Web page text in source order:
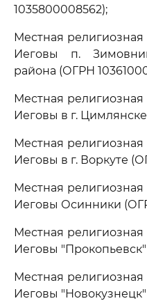
1035800008562);
Местная
Иеговы п.
района (ОГРН
Местная
Иеговы в г.
Местная
Иеговы в г. Воркуте
Местная
Иеговы Осинники
Местная
Иеговы
Местная
Иеговы